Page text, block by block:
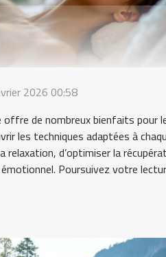
2026 00:58
offre de nombreux bienfaits pour
les techniques adaptées à
relaxation, d’optimiser la
Poursuivez votre